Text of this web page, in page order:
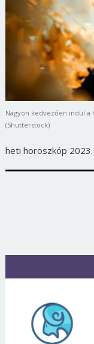
Nagyon kedvezően indul a
(Shutterstock)
heti horoszkóp